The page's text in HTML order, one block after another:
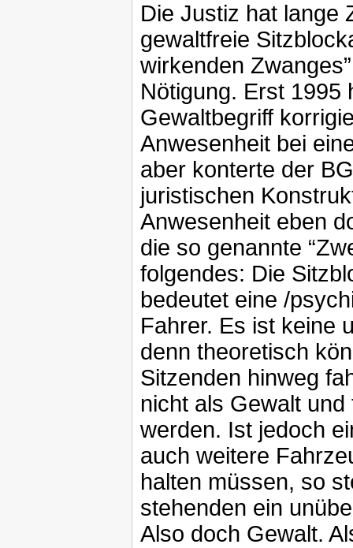
Die Justiz hat lange
gewaltfreie
wirkenden
Nötigung. Erst 1995
Gewaltbegriff
Anwesenheit bei
aber konterte der
juristischen
Anwesenheit eben
die so genannte
folgendes: Die
bedeutet eine /
Fahrer. Es ist keine
denn theoretisch
Sitzenden hinweg
nicht als Gewalt
werden. Ist jedoch
auch weitere
halten müssen, so
stehenden ein
Also doch Gewalt.